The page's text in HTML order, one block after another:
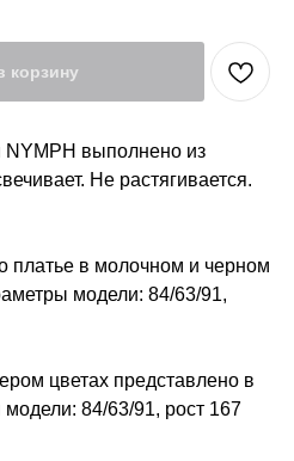
корзину
NYMPH выполнено из
Не растягивается.
платье в молочном и черном
модели: 84/63/91,
цветах представлено в
84/63/91, рост 167